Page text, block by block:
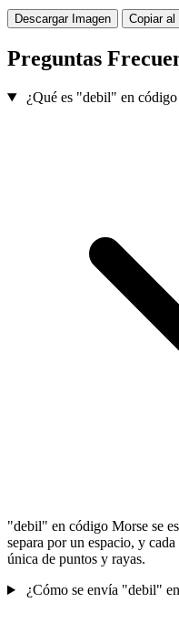
Descargar Imagen Copiar al
Preguntas
¿Qué es "debil" en
"debil" en código Morse se
separa por un espacio, y
única de puntos y rayas.
¿Cómo se envía "debil"